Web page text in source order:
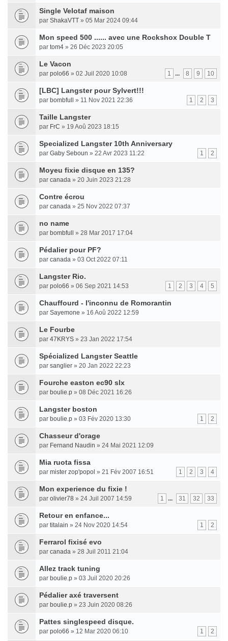
Single Velotaf maison
par ShakaVTT » 05 Mar 2024 09:44
Mon speed 500 ...... avec une Rockshox Double T
par tom4 » 26 Déc 2023 20:05
Le Vacon
1 ... 8 9 10
par polo66 » 02 Juil 2020 10:08
[LBC] Langster pour Sylvert!!!
1 2 3
par bombfull » 11 Nov 2021 22:36
Taille Langster
par FrC » 19 Aoû 2023 18:15
Specialized Langster 10th Anniversary
1 2
par Gaby Seboun » 22 Avr 2023 11:22
Moyeu fixie disque en 135?
par canada » 20 Juin 2023 21:28
Contre écrou
par canada » 25 Nov 2022 07:37
no name
par bombfull » 28 Mar 2017 17:04
Pédalier pour PF?
par canada » 03 Oct 2022 07:11
Langster Rio.
1 2 3 4 5
par polo66 » 06 Sep 2021 14:53
Chauffourd - l'inconnu de Romorantin
par Sayemone » 16 Aoû 2022 12:59
Le Fourbe
par 47KRYS » 23 Jan 2022 17:54
Spécialized Langster Seattle
par sanglier » 20 Jan 2022 22:23
Fourche easton ec90 slx
par boulie.p » 08 Déc 2021 16:26
Langster boston
1 2
par boulie.p » 03 Fév 2020 13:30
Chasseur d'orage
par Fernand Naudin » 24 Mai 2021 12:09
Mia ruota fissa
1 2 3 4
par mister zop'popol » 21 Fév 2007 16:51
Mon experience du fixie !
1 ... 31 32 33
par olivier78 » 24 Juil 2007 14:59
Retour en enfance...
1 2
par titalain » 24 Nov 2020 14:54
Ferrarol fixisé evo
par canada » 28 Juil 2011 21:04
Allez track tuning
par boulie.p » 03 Juil 2020 20:26
Pédalier axé traversent
par boulie.p » 23 Juin 2020 08:26
Pattes singlespeed disque.
1 2
par polo66 » 12 Mar 2020 06:10